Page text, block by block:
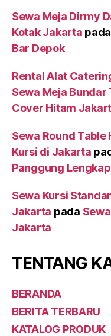
Sewa Meja Dirmy
Kotak Jakarta pada
Bar Depok
Rental Alat
Sewa Meja
Cover Hitam
Sewa Round Table
Kursi di Jakarta
Panggung
Sewa Kursi
Jakarta pada
Jakarta
TENTANG
BERANDA
BERITA TERBARU
KATALOG PRODUK